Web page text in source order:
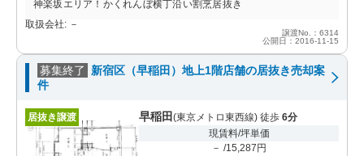
神楽坂エリア！かくれんぼ横丁沿い割烹居抜き
取扱会社: －
譲渡No.：6314
公開日：2016-11-15
募集終了
新宿区（早稲田）地上1階店舗の居抜き売却案
件
居抜き譲渡 早稲田 (東京メトロ東西線) 徒歩 6分
現賃料/坪単価
－ /15,287円